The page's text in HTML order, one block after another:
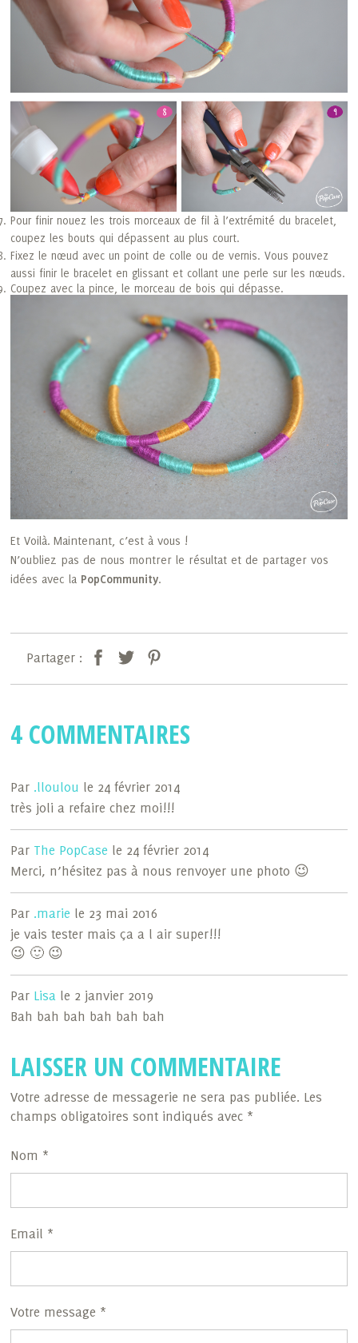
Pour finir nouez les trois morceaux de fil à l’extrémité du bracelet,
coupez les bouts qui dépassent au plus court.
Fixez le nœud avec un point de colle ou de vernis. Vous pouvez
aussi finir le bracelet en glissant et collant une perle sur les nœuds.
Coupez avec la pince, le morceau de bois qui dépasse.
Et Voilà. Maintenant, c’est à vous !
N’oubliez pas de nous montrer le résultat et de partager vos
idées avec la PopCommunity.
Partager :
4 COMMENTAIRES
Par .lloulou le 24 février 2014
très joli a refaire chez moi!!!
Par The PopCase le 24 février 2014
Merci, n’hésitez pas à nous renvoyer une photo 😉
Par .marie le 23 mai 2016
je vais tester mais ça a l air super!!!
😉 🙂 😉
Par Lisa le 2 janvier 2019
Bah bah bah bah bah bah
LAISSER UN COMMENTAIRE
Votre adresse de messagerie ne sera pas publiée. Les
champs obligatoires sont indiqués avec *
Nom *
Email *
Votre message *